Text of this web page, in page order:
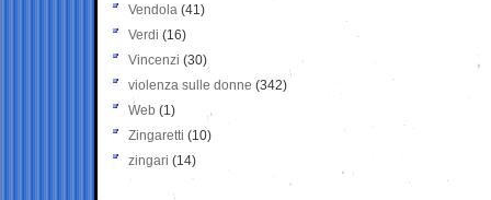
Vendola (41)
Verdi (16)
Vincenzi (30)
violenza sulle donne (342)
Web (1)
Zingaretti (10)
zingari (14)